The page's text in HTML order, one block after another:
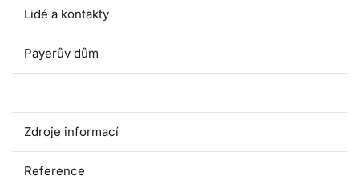
Lidé a kontakty
Payerův dům
Zdroje informací
Reference